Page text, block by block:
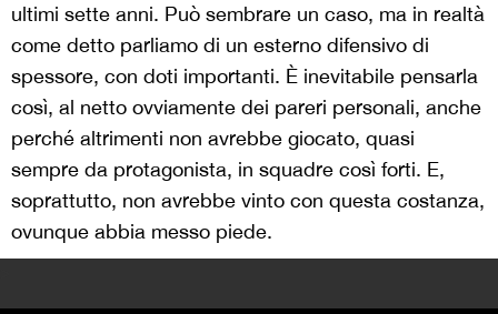
ultimi sette anni. Può sembrare un caso, ma in realtà
come detto parliamo di un esterno difensivo di
spessore, con doti importanti. È inevitabile pensarla
così, al netto ovviamente dei pareri personali, anche
perché altrimenti non avrebbe giocato, quasi
sempre da protagonista, in squadre così forti. E,
soprattutto, non avrebbe vinto con questa costanza,
ovunque abbia messo piede.